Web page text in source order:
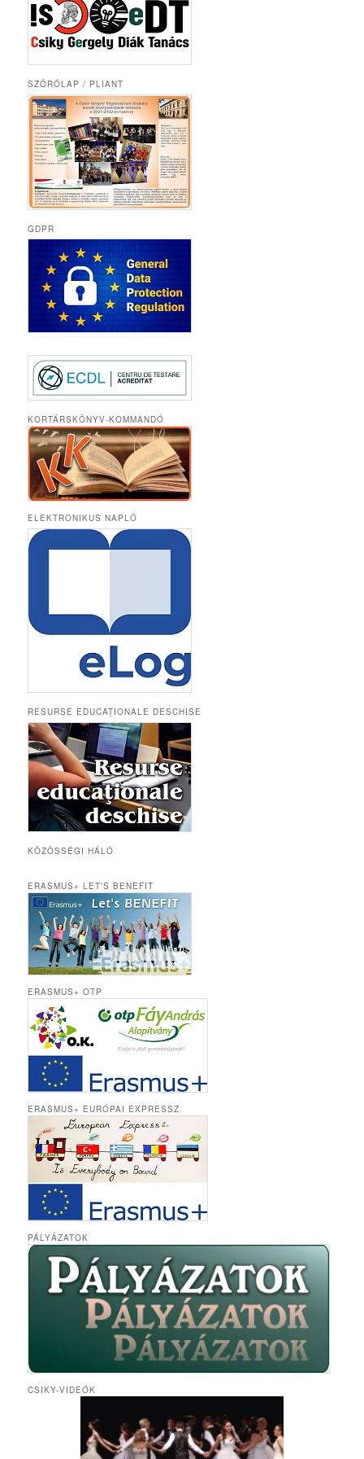
SZÓRÓLAP / PLIANT
GDPR
KORTÁRSKÖNYV-KOMMANDÓ
ELEKTRONIKUS NAPLÓ
RESURSE EDUCAȚIONALE DESCHISE
KÖZÖSSÉGI HÁLÓ
ERASMUS+ LET’S BENEFIT
ERASMUS+ OTP
ERASMUS+ EURÓPAI EXPRESSZ
PÁLYÁZATOK
CSIKY-VIDEÓK